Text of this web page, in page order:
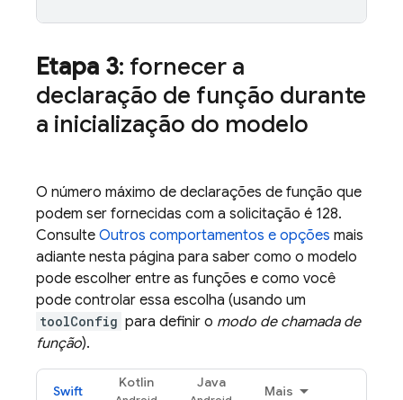
Etapa 3: fornecer a
declaração de função durante
a inicialização do modelo
O número máximo de declarações de função que
podem ser fornecidas com a solicitação é 128.
Consulte Outros comportamentos e opções mais
adiante nesta página para saber como o modelo
pode escolher entre as funções e como você
pode controlar essa escolha (usando um
toolConfig para definir o modo de chamada de
função).
Swift
Kotlin Java
Mais